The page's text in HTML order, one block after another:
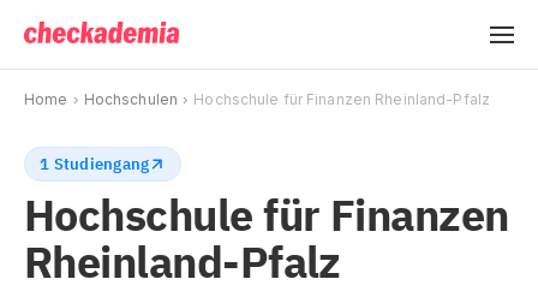
Home Hochschulen Hochschule für Finanzen Rheinland-Pfalz
1 Studiengang
Hochschule für Finanzen
Rheinland-Pfalz